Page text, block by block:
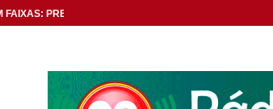
PREFEITO TIKTOK...